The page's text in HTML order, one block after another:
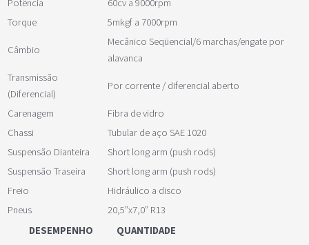
Potência
60cv a 9000rpm
Torque
5mkgf a 7000rpm
Câmbio
Mecânico Seqüencial/6 marchas/engate por
alavanca
Transmissão
(Diferencial)
Por corrente / diferencial aberto
Carenagem
Fibra de vidro
Chassi
Tubular de aço SAE 1020
Suspensão Dianteira
Short long arm (push rods)
Suspensão Traseira
Short long arm (push rods)
Freio
Hidráulico a disco
Pneus
20,5”x7,0” R13
DESEMPENHO
QUANTIDADE